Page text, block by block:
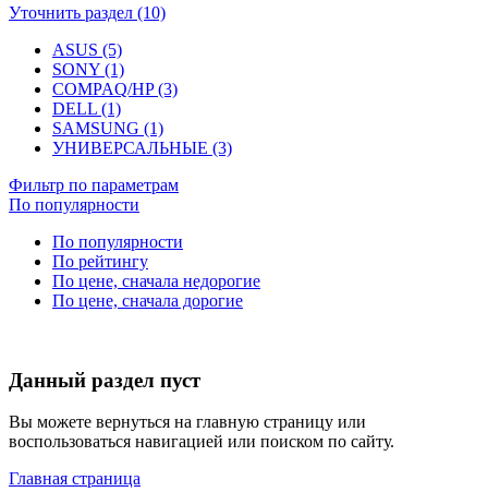
Уточнить раздел (10)
ASUS (5)
SONY (1)
COMPAQ/HP (3)
DELL (1)
SAMSUNG (1)
УНИВЕРСАЛЬНЫЕ (3)
Фильтр по параметрам
По популярности
По популярности
По рейтингу
По цене, сначала недорогие
По цене, сначала дорогие
Данный раздел пуст
Вы можете вернуться на главную страницу или
воспользоваться навигацией или поиском по сайту.
Главная страница